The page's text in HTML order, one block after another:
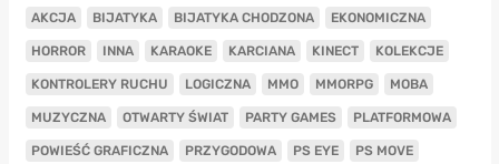
AKCJA BIJATYKA BIJATYKA CHODZONA EKONOMICZNA
HORROR INNA KARAOKE KARCIANA KINECT KOLEKCJE
KONTROLERY RUCHU LOGICZNA MMO MMORPG MOBA
MUZYCZNA OTWARTY ŚWIAT PARTY GAMES PLATFORMOWA
POWIEŚĆ GRAFICZNA PRZYGODOWA PS EYE PS MOVE